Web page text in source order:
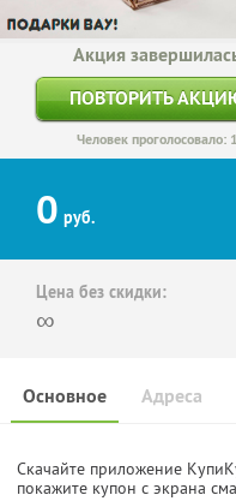
Акция
ПОВТОРИТЬ
Человек проголосовало: 1
0 руб.
Цена без скидки:
∞
Основное Адреса
Скачайте приложение
покажите купон с экрана